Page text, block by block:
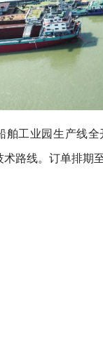
舶工业园生产线
路线。订单排期